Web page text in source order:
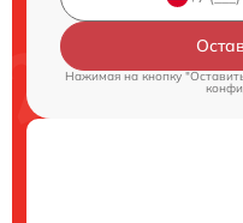
Нажимая на кнопку